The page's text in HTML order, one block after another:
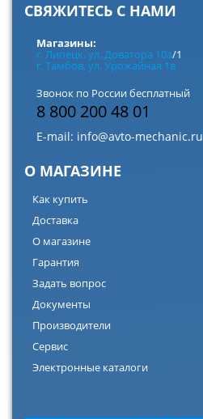
СВЯЖИТЕСЬ С НАМИ
Магазины:
г. Липецк, ул. Доватора 10а/1
г. Тамбов, ул. Урожайная 1в
Звонок по России бесплатный
8 800 200 48 01
E-mail: info@avto-mechanic.ru
О МАГАЗИНЕ
Как купить
Доставка
О магазине
Гарантия
Задать вопрос
Документы
Производители
Сервис
Электронные каталоги